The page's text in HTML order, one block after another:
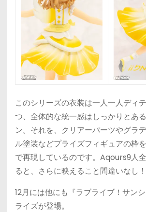
このシリーズの衣装は一人一人ディ
つ、全体的な統一感はしっかりとあ
ン。それを、クリアーパーツやグラ
ル塗装などプライズフィギュアの枠
で再現しているのです。Aqours9人
ると、さらに映えること間違いなし！
12月には他にも『ラブライブ！サン
ライズが登場。